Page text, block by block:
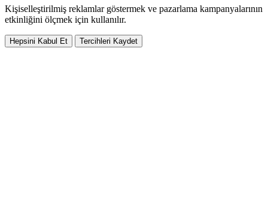
Kişiselleştirilmiş reklamlar göstermek ve pazarlama kampanyalarının
etkinliğini ölçmek için kullanılır.
Hepsini Kabul Et Tercihleri Kaydet